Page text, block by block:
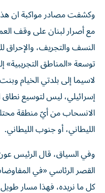
وكشفت مصادر مواكبة ان
مع أصرار لبنان على وقف
النسف والتجريف، والإحراق
توسعة «المناطق التجريبية»
لاسيما إلى بلدتي الخيام
إسرائيلي، ليس لتوسيع نطاق
الانسحاب من أيّ منطقة
الليطاني، أو جنوب الليطاني.
وفي السياق، قال الرئيس
القصر الرئاسي «في
كل ما نريده، فهذا مسار